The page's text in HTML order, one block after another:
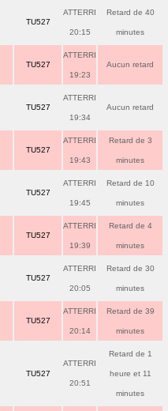
TU527
ATTERRI
20:15
Retard de 40
minutes
TU527
ATTERRI
19:23
Aucun retard
TU527
ATTERRI
19:34
Aucun retard
TU527
ATTERRI
19:43
Retard de 3
minutes
TU527
ATTERRI
19:45
Retard de 10
minutes
TU527
ATTERRI
19:39
Retard de 4
minutes
TU527
ATTERRI
20:05
Retard de 30
minutes
TU527
ATTERRI
20:14
Retard de 39
minutes
TU527
ATTERRI
20:51
Retard de 1
heure et 11
minutes